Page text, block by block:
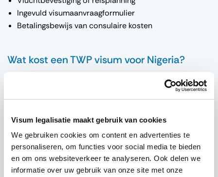
Visum legalisatie maakt gebruik van cookies
We gebruiken cookies om content en advertenties te
personaliseren, om functies voor social media te bieden
en om ons websiteverkeer te analyseren. Ook delen we
informatie over uw gebruik van onze site met onze
Ingevuld visumaanvraagformulier
Betalingsbewijs van consulaire kosten
Wat kost een TWP visum voor Nigeria?
De kosten voor een Temporary Work Permit zijn vanaf
spoedprocedures kunnen extra kosten van toepassing
zijn.
Hoe lang duurt de verwerking?
De verwerking van de TWP-aanvraag duurt gemiddeld